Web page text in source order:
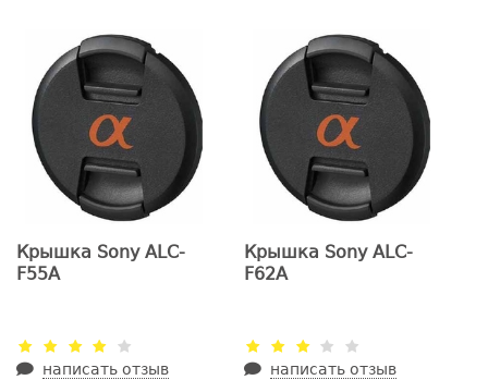
Крышка Sony ALC-
F55A
написать отзыв
Крышка Sony ALC-
F62A
написать отзыв